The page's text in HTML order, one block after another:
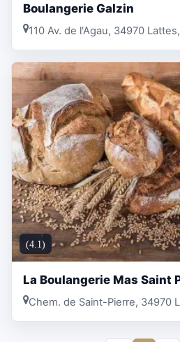
Boulangerie Galzin
110 Av. de l'Agau, 34970
(4.1)
La Boulangerie Mas Saint
Chem. de Saint-Pierre, 34970